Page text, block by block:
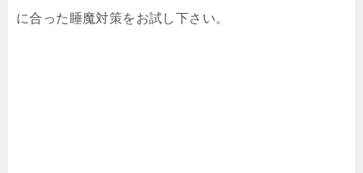
に合った睡魔対策をお試し下さい。